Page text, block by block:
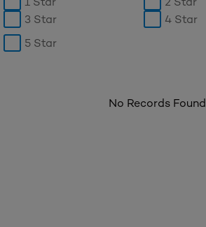
3 Star
4 Star
5 Star
No Records Found